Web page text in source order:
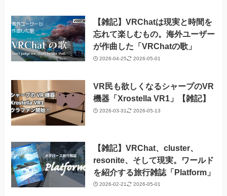
【雑記】VRChatは現実と時間を
忘れて楽しむもの。海外ユーザー
が作曲した「VRChatの歌」
2026-04-25 2026-05-01
VR民も欲しくなるシャープのVR
機器「Xrostella VR1」【雑記】
2026-03-31 2026-05-13
【雑記】VRChat、cluster、
resonite、そして現実。ワールド
を紹介する旅行雑誌「Platform」
2026-02-21 2026-05-01